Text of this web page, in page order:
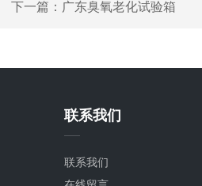
下一篇： 广东臭氧老化试验箱
联系我们
联系我们